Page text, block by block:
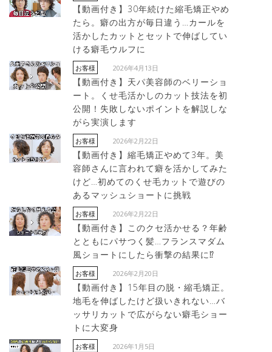
【動画付き】30年続けた縮毛矯正やめ
たら。癖の出方が毎日違う…カールを
活かしたカットとセットで伸ばしてい
ける癖毛ウルフに
お客様 2026年4月13日
【動画付き】天パ美容師のベリーショ
ート。くせ毛活かしのカット技法を初
公開！失敗しないポイントを解説しな
がら実演します
お客様 2026年2月22日
【動画付き】縮毛矯正やめて3年。美
容師さんに言われて癖を活かしてみた
けど…初めてのくせ毛カットで遊びの
あるマッシュショートに挑戦
お客様 2026年2月22日
【動画付き】このクセ活かせる？年齢
とともにパサつく髪…フランスマダム
風ショートにしたら衝撃の結果に⁉︎
お客様 2026年2月20日
【動画付き】15年目の脱・縮毛矯正。
地毛を伸ばしたけど扱いきれない…バ
ッサリカットで広がらない癖毛ショー
トに大変身
お客様 2026年1月5日